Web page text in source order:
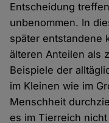
Entscheidung
unbenommen. In
später entstandene
älteren Anteilen als
Beispiele der
im Kleinen wie im
Menschheit
es im Tierreich